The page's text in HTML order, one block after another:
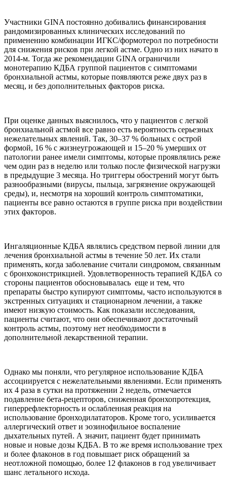
Участники GINA постоянно добивались финансирования
рандомизированных клинических исследований по
применению комбинации ИГКС/формотерол по потребности
для снижения рисков при легкой астме. Одно из них начато в
2014-м. Тогда же рекомендации GINA ограничили
монотерапию КДБА группой пациентов с симптомами
бронхиальной астмы, которые появляются реже двух раз в
месяц, и без дополнительных факторов риска.
При оценке данных выяснилось, что у пациентов с легкой
бронхиальной астмой все равно есть вероятность серьезных
нежелательных явлений. Так, 30–37 % больных с острой
формой, 16 % с жизнеугрожающей и 15–20 % умерших от
патологии ранее имели симптомы, которые проявлялись реже
чем один раз в неделю или только после физической нагрузки
в предыдущие 3 месяца. Но триггеры обострений могут быть
разнообразными (вирусы, пыльца, загрязнение окружающей
среды), и, несмотря на хороший контроль симптоматики,
пациенты все равно остаются в группе риска при воздействии
этих факторов.
Ингаляционные КДБА являлись средством первой линии для
лечения бронхиальной астмы в течение 50 лет. Их стали
применять, когда заболевание считали синдромом, связанным
с бронхоконстрикцией. Удовлетворенность терапией КДБА со
стороны пациентов обосновывалась еще и тем, что
препараты быстро купируют симптомы, часто используются в
экстренных ситуациях и стационарном лечении, а также
имеют низкую стоимость. Как показали исследования,
пациенты считают, что они обеспечивают достаточный
контроль астмы, поэтому нет необходимости в
дополнительной лекарственной терапии.
Однако мы поняли, что регулярное использование КДБА
ассоциируется с нежелательными явлениями. Если применять
их 4 раза в сутки на протяжении 2 недель, отмечается
подавление бета-рецепторов, сниженная бронхопротекция,
гиперрефлекторность и ослабленная реакция на
использование бронходилататоров. Кроме того, усиливается
аллергический ответ и эозинофильное воспаление
дыхательных путей. А значит, пациент будет принимать
новые и новые дозы КДБА. В то же время использование трех
и более флаконов в год повышает риск обращений за
неотложной помощью, более 12 флаконов в год увеличивает
шанс летального исхода.